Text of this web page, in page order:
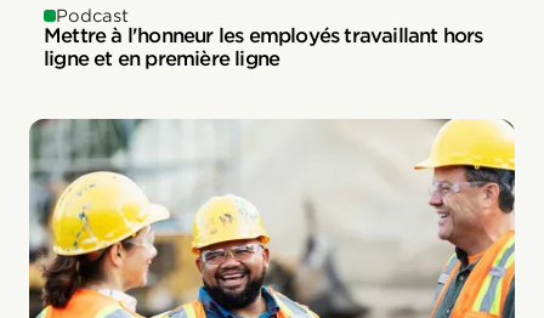
Podcast
Mettre à l'honneur les employés travaillant hors
ligne et en première ligne